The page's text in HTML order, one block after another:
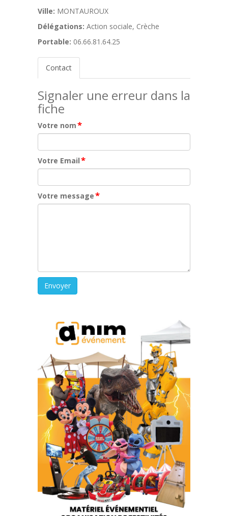
Ville: MONTAUROUX
Délégations: Action sociale, Crèche
Portable: 06.66.81.64.25
Contact
Signaler une erreur dans la
fiche
Votre nom*
Votre Email*
Votre message*